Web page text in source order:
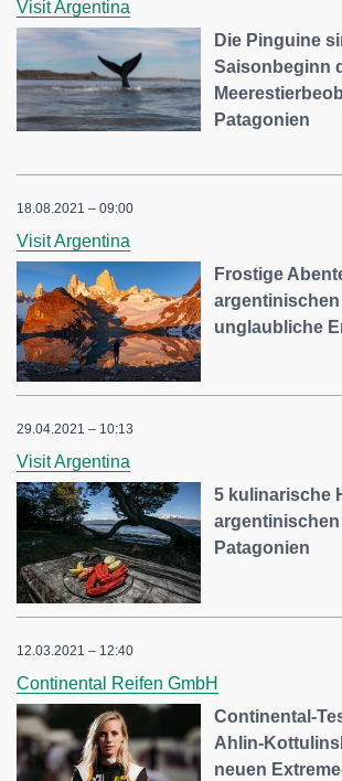
Visit Argentina
Die Pinguine
Saisonbeginn
Patagonien
18.08.2021 – 09:00
Visit Argentina
Frostige
unglaubliche
29.04.2021 – 10:13
Visit Argentina
5 kulinarische
Patagonien
12.03.2021 – 12:40
Continental Reifen GmbH
Continental-
Ahlin-
neuen